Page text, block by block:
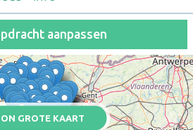
aanpassen
GROTE KAART